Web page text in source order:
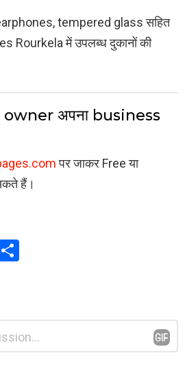
tempered glass सहित
Rourkela में उपलब्ध दुकानों की
अपना business
पर जाकर Free या
हैं।
T
e